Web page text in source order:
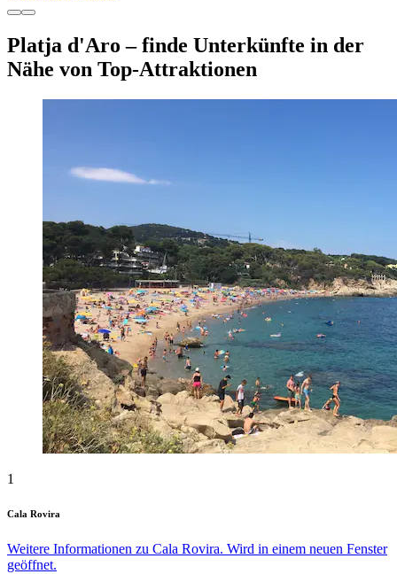
Platja d'Aro – finde Unterkünfte in der
Nähe von Top-Attraktionen
1
Cala Rovira
Weitere Informationen zu Cala Rovira. Wird in einem neuen Fenster
geöffnet.